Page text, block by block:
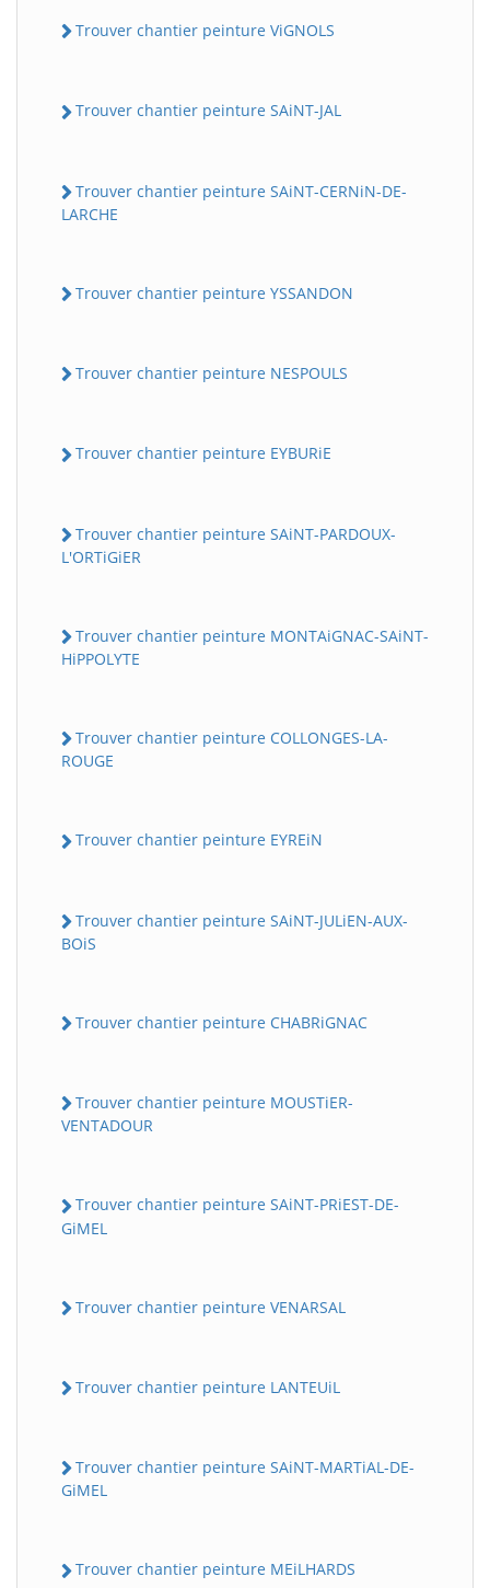
Trouver chantier peinture ViGNOLS
Trouver chantier peinture SAiNT-JAL
Trouver chantier peinture SAiNT-CERNiN-DE-
LARCHE
Trouver chantier peinture YSSANDON
Trouver chantier peinture NESPOULS
Trouver chantier peinture EYBURiE
Trouver chantier peinture SAiNT-PARDOUX-
L'ORTiGiER
Trouver chantier peinture MONTAiGNAC-SAiNT-
HiPPOLYTE
Trouver chantier peinture COLLONGES-LA-
ROUGE
Trouver chantier peinture EYREiN
Trouver chantier peinture SAiNT-JULiEN-AUX-
BOiS
Trouver chantier peinture CHABRiGNAC
Trouver chantier peinture MOUSTiER-
VENTADOUR
Trouver chantier peinture SAiNT-PRiEST-DE-
GiMEL
Trouver chantier peinture VENARSAL
Trouver chantier peinture LANTEUiL
Trouver chantier peinture SAiNT-MARTiAL-DE-
GiMEL
Trouver chantier peinture MEiLHARDS